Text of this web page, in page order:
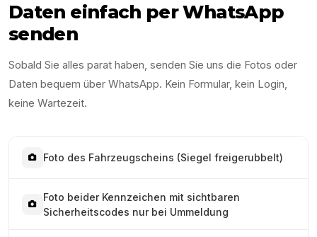
Daten einfach per WhatsApp
senden
Sobald Sie alles parat haben, senden Sie uns die Fotos oder
Daten bequem über WhatsApp. Kein Formular, kein Login,
keine Wartezeit.
Foto des Fahrzeugscheins (Siegel freigerubbelt)
Foto beider Kennzeichen mit sichtbaren
Sicherheitscodes nur bei Ummeldung